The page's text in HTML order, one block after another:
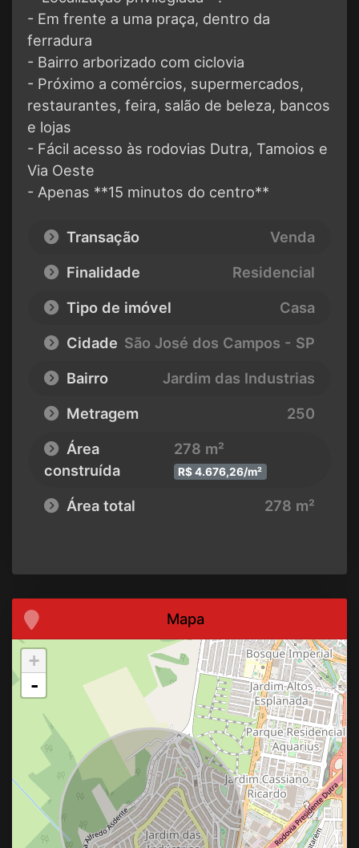
- Em frente a uma praça, dentro da
ferradura
- Bairro arborizado com ciclovia
- Próximo a comércios, supermercados,
restaurantes, feira, salão de beleza, bancos
e lojas
- Fácil acesso às rodovias Dutra, Tamoios e
Via Oeste
- Apenas **15 minutos do centro**
Transação
Venda
Finalidade
Residencial
Tipo de imóvel
Casa
Cidade São José dos Campos - SP
Bairro
Jardim das Industrias
Metragem
250
Área
construída
278 m²
R$ 4.676,26/m²
Área total 278 m²
Mapa
+
-